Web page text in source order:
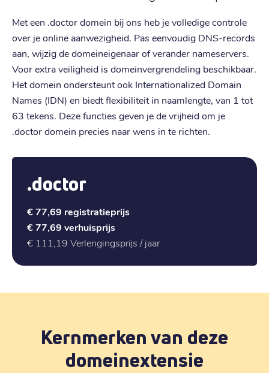
Met een .doctor domein bij ons heb je volledige controle
over je online aanwezigheid. Pas eenvoudig DNS-records
aan, wijzig de domeineigenaar of verander nameservers.
Voor extra veiligheid is domeinvergrendeling beschikbaar.
Het domein ondersteunt ook Internationalized Domain
Names (IDN) en biedt flexibiliteit in naamlengte, van 1 tot
63 tekens. Deze functies geven je de vrijheid om je
.doctor domein precies naar wens in te richten.
.doctor
€ 77,69 registratieprijs
€ 77,69 verhuisprijs
€ 111,19 Verlengingsprijs / jaar
Kernmerken van deze
domeinextensie